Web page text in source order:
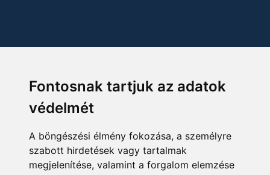
Fontosnak tartjuk az adatok
védelmét
A böngészési élmény fokozása, a személyre
szabott hirdetések vagy tartalmak
megjelenítése, valamint a forgalom elemzése